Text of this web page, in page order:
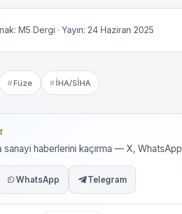
M5 Dergi · Yayın: 24 Haziran 2025
Füze İHA/SİHA
sanayi haberlerini kaçırma — X,
WhatsApp Telegram